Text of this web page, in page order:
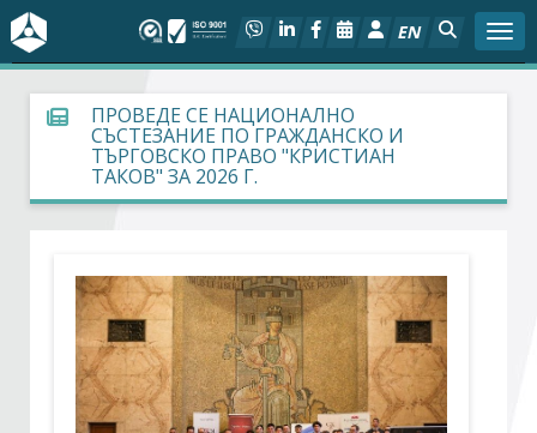
EN
За БСК
На фокус
Актуално
Социален диалог
Дейности
Арбитражен съд
ПРОВЕДЕ СЕ НАЦИОНАЛНО
СЪСТЕЗАНИЕ ПО ГРАЖДАНСКО И
ТЪРГОВСКО ПРАВО "КРИСТИАН
ТАКОВ" ЗА 2026 Г.